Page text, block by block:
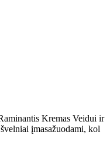
Kremas Veidui ir
įmasažuodami, kol